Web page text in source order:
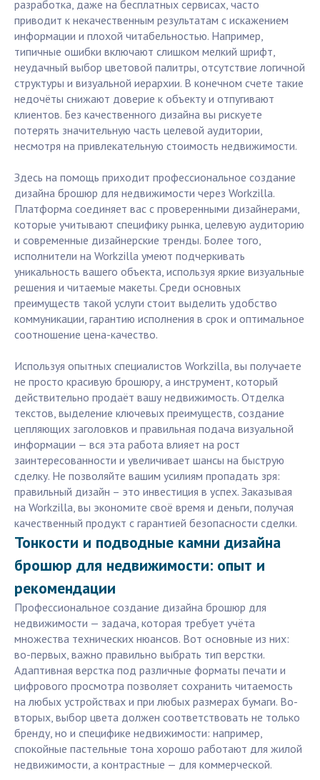
разработка, даже на бесплатных сервисах, часто
приводит к некачественным результатам с искажением
информации и плохой читабельностью. Например,
типичные ошибки включают слишком мелкий шрифт,
неудачный выбор цветовой палитры, отсутствие логичной
структуры и визуальной иерархии. В конечном счете такие
недочёты снижают доверие к объекту и отпугивают
клиентов. Без качественного дизайна вы рискуете
потерять значительную часть целевой аудитории,
несмотря на привлекательную стоимость недвижимости.
Здесь на помощь приходит профессиональное создание
дизайна брошюр для недвижимости через Workzilla.
Платформа соединяет вас с проверенными дизайнерами,
которые учитывают специфику рынка, целевую аудиторию
и современные дизайнерские тренды. Более того,
исполнители на Workzilla умеют подчеркивать
уникальность вашего объекта, используя яркие визуальные
решения и читаемые макеты. Среди основных
преимуществ такой услуги стоит выделить удобство
коммуникации, гарантию исполнения в срок и оптимальное
соотношение цена-качество.
Используя опытных специалистов Workzilla, вы получаете
не просто красивую брошюру, а инструмент, который
действительно продаёт вашу недвижимость. Отделка
текстов, выделение ключевых преимуществ, создание
цепляющих заголовков и правильная подача визуальной
информации — вся эта работа влияет на рост
заинтересованности и увеличивает шансы на быструю
сделку. Не позволяйте вашим усилиям пропадать зря:
правильный дизайн – это инвестиция в успех. Заказывая
на Workzilla, вы экономите своё время и деньги, получая
качественный продукт с гарантией безопасности сделки.
Тонкости и подводные камни дизайна
брошюр для недвижимости: опыт и
рекомендации
Профессиональное создание дизайна брошюр для
недвижимости — задача, которая требует учёта
множества технических нюансов. Вот основные из них:
во-первых, важно правильно выбрать тип верстки.
Адаптивная верстка под различные форматы печати и
цифрового просмотра позволяет сохранить читаемость
на любых устройствах и при любых размерах бумаги. Во-
вторых, выбор цвета должен соответствовать не только
бренду, но и специфике недвижимости: например,
спокойные пастельные тона хорошо работают для жилой
недвижимости, а контрастные — для коммерческой.